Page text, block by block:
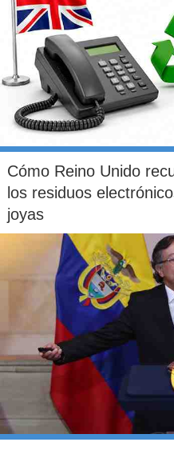
Cómo Reino Unido
los residuos
joyas